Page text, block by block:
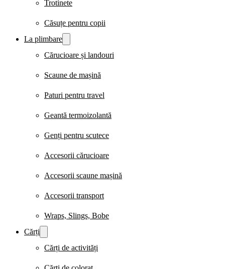
Trotinete
Căsuțe pentru copii
La plimbare
Cărucioare și landouri
Scaune de mașină
Paturi pentru travel
Geantă termoizolantă
Genți pentru scutece
Accesorii cărucioare
Accesorii scaune mașină
Accesorii transport
Wraps, Slings, Bobe
Cărți
Cărți de activități